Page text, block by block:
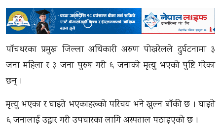
पाँचथरका प्रमुख जिल्ला अधिकारी अरुण पोखरेलले दुर्घटनामा ३
जना महिला र ३ जना पुरुष गरी ६ जनाको मृत्यु भएको पुष्टि गरेका
छन् ।
मृत्यु भएका र घाइते भएकाहरूको परिचय भने खुल्न बाँकी छ । घाइते
६ जनालाई उद्धार गरी उपचारका लागि अस्पताल पठाइएको छ ।